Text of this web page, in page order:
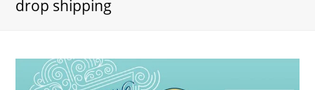
drop shipping